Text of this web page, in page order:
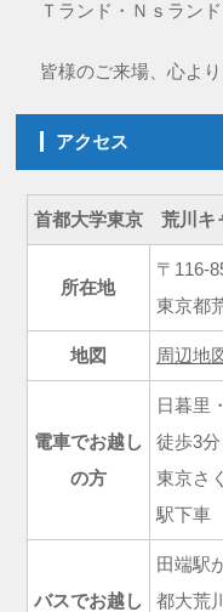
Ｔランド・Ｎｓランド
皆様のご来場、心よ
アクセス
首都大学東京 荒川キ
所在地
〒116-
東京都
地図 周辺地
電車でお越し
の方
日暮里
徒歩3分
東京さ
駅下車
バスでお越し
田端駅
都大荒